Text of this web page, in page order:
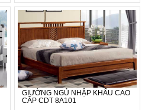
GIƯỜNG NGỦ NHẬP KHẨU CAO
CÂP CDT 8A101